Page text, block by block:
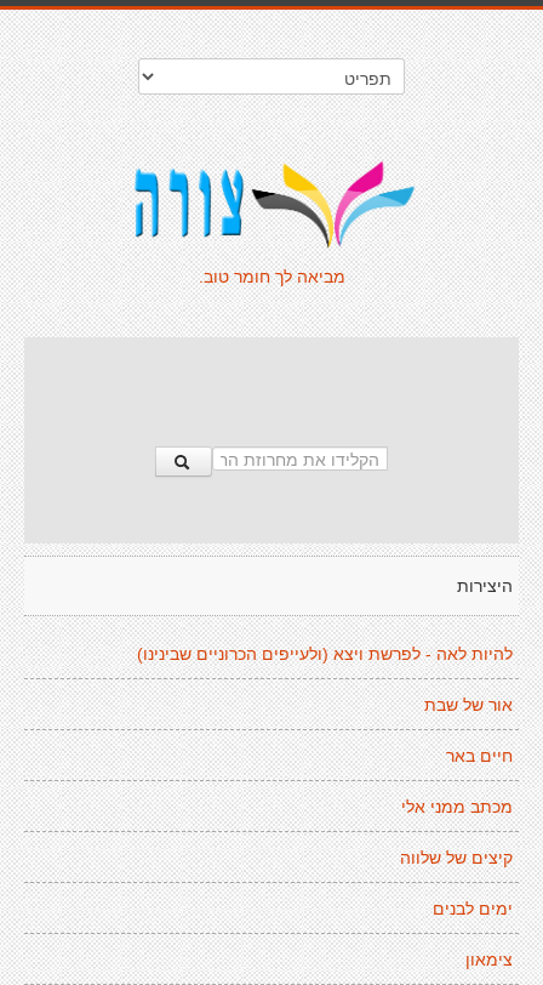
מביאה לך חומר טוב.
היצירות
להיות לאה - לפרשת ויצא (ולעייפים הכרוניים שבינינו)
אור של שבת
חיים באר
מכתב ממני אלי
קיצים של שלווה
ימים לבנים
צימאון